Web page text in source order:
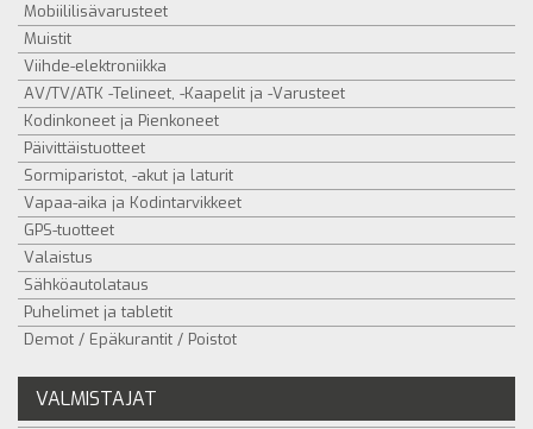
Mobiililisävarusteet
Muistit
Viihde-elektroniikka
AV/TV/ATK -Telineet, -Kaapelit ja -Varusteet
Kodinkoneet ja Pienkoneet
Päivittäistuotteet
Sormiparistot, -akut ja laturit
Vapaa-aika ja Kodintarvikkeet
GPS-tuotteet
Valaistus
Sähköautolataus
Puhelimet ja tabletit
Demot / Epäkurantit / Poistot
VALMISTAJAT